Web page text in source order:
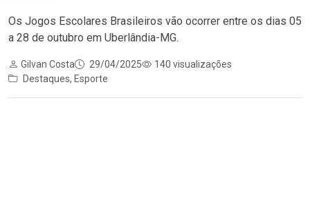
Os Jogos Escolares Brasileiros vão ocorrer entre os dias 05
a 28 de outubro em Uberlândia-MG.
Gilvan Costa 29/04/2025
140 visualizações
Destaques, Esporte